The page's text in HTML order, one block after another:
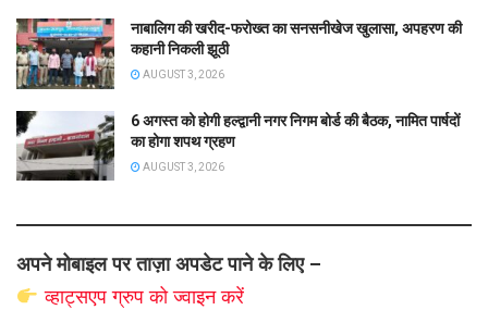
नाबालिग की खरीद-फरोख्त का सनसनीखेज खुलासा, अपहरण की
कहानी निकली झूठी
AUGUST 3, 2026
6 अगस्त को होगी हल्द्वानी नगर निगम बोर्ड की बैठक, नामित पार्षदों
का होगा शपथ ग्रहण
AUGUST 3, 2026
अपने मोबाइल पर ताज़ा अपडेट पाने के लिए –
व्हाट्सएपग्रुप कोज्वाइन करें